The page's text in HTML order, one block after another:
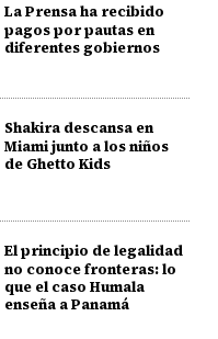
La Prensa ha recibido
pagos por pautas en
diferentes gobiernos
Shakira descansa en
Miami junto a los niños
de Ghetto Kids
El principio de legalidad
no conoce fronteras: lo
que el caso Humala
enseña a Panamá